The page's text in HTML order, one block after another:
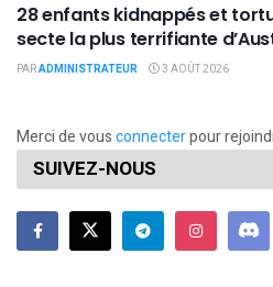
28 enfants kidnappés et
secte la plus terrifiante
PARADMINISTRATEUR 3 AOÛT 2026
Merci de vousconnecterpour
SUIVEZ-NOUS